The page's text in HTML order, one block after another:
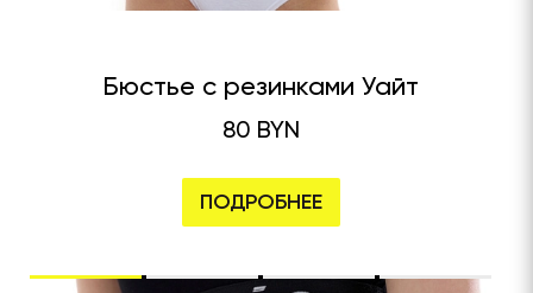
Бюстье с резинками Уайт
80 BYN
ПОДРОБНЕЕ